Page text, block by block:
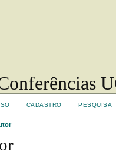
CADASTRO PESQUISA